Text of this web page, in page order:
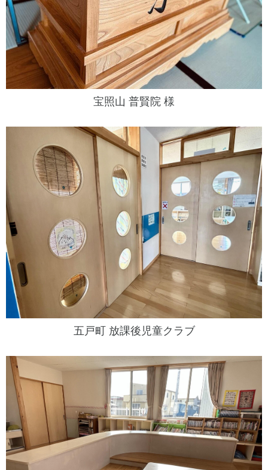
宝照山 普賢院 様
五戸町 放課後児童クラブ